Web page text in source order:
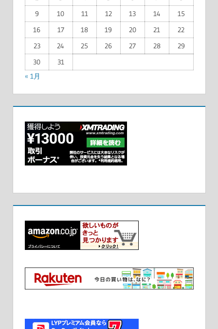
9
10 11 12 13 14
15
16
17 18 19 20 21
22
23
24 25 26 27 28
29
30
31
« 1月